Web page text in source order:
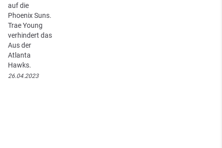
auf die
Phoenix Suns.
Trae Young
verhindert das
Aus der
Atlanta
Hawks.
26.04.2023